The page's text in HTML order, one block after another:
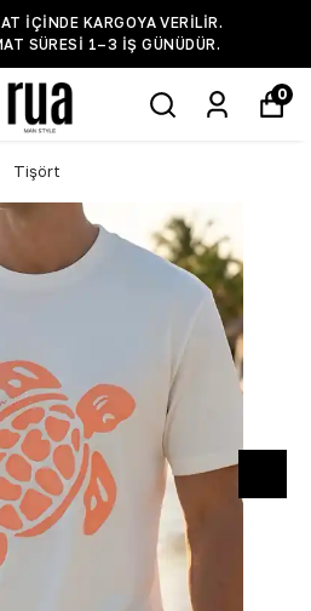
IÇINDE KARGOYA VERILIR.
SÜRESI 1–3 IŞ GÜNÜDÜR.
0
Tişört